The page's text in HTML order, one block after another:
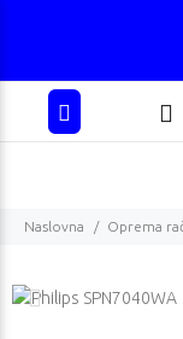
Naslovna Oprema